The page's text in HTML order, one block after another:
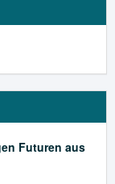
Futuren aus